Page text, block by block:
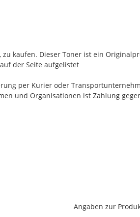
zu kaufen. Dieser Toner ist ein
der Seite aufgelistet
per Kurier oder
und Organisationen ist Zahlung
Angaben zur